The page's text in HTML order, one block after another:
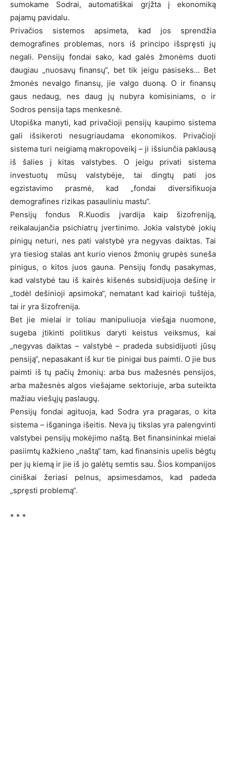
sumokame Sodrai, automatiškai grįžta į ekonomiką
pajamų pavidalu.
Privačios sistemos apsimeta, kad jos sprendžia
demografines problemas, nors iš principo išspręsti jų
negali. Pensijų fondai sako, kad galės žmonėms duoti
daugiau „nuosavų finansų“, bet tik jeigu pasiseks… Bet
žmonės nevalgo finansų, jie valgo duoną. O ir finansų
gaus nedaug, nes daug jų nubyra komisiniams, o ir
Sodros pensija taps menkesnė.
Utopiška manyti, kad privačioji pensijų kaupimo sistema
gali išsikeroti nesugriaudama ekonomikos. Privačioji
sistema turi neigiamą makropoveikį – ji išsiunčia paklausą
iš šalies į kitas valstybes. O jeigu privati sistema
investuotų mūsų valstybėje, tai dingtų pati jos
egzistavimo prasmė, kad „fondai diversifikuoja
demografines rizikas pasauliniu mastu“.
Pensijų fondus R.Kuodis įvardija kaip šizofreniją,
reikalaujančia psichiatrų įvertinimo. Jokia valstybė jokių
pinigų neturi, nes pati valstybė yra negyvas daiktas. Tai
yra tiesiog stalas ant kurio vienos žmonių grupės suneša
pinigus, o kitos juos gauna. Pensijų fondų pasakymas,
kad valstybė tau iš kairės kišenės subsidijuoja dešinę ir
„todėl dešinioji apsimoka“, nematant kad kairioji tuštėja,
tai ir yra šizofrenija.
Bet jie mielai ir toliau manipuliuoja viešąja nuomone,
sugeba įtikinti politikus daryti keistus veiksmus, kai
„negyvas daiktas – valstybė – pradeda subsidijuoti jūsų
pensiją“, nepasakant iš kur tie pinigai bus paimti. O jie bus
paimti iš tų pačių žmonių: arba bus mažesnės pensijos,
arba mažesnės algos viešajame sektoriuje, arba suteikta
mažiau viešųjų paslaugų.
Pensijų fondai agituoja, kad Sodra yra pragaras, o kita
sistema – išganinga išeitis. Neva jų tikslas yra palengvinti
valstybei pensijų mokėjimo naštą. Bet finansininkai mielai
pasiimtų kažkieno „naštą“ tam, kad finansinis upelis bėgtų
per jų kiemą ir jie iš jo galėtų semtis sau. Šios kompanijos
ciniškai žeriasi pelnus, apsimesdamos, kad padeda
„spręsti problemą“.
* * *